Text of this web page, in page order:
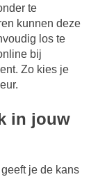
te
kunnen deze
los te
bij
Zo kies je
in jouw
je de kans